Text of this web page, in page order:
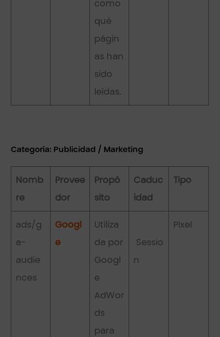
como
qué
págin
as han
sido
leídas.
Categoría: Publicidad / Marketing
Nomb
re
Provee
dor
Propó
sito
Caduc
idad
Tipo
ads/g
a-
audie
nces
Googl
e
Utiliza
da por
Googl
e
AdWor
ds
para
Sessio
n
Pixel